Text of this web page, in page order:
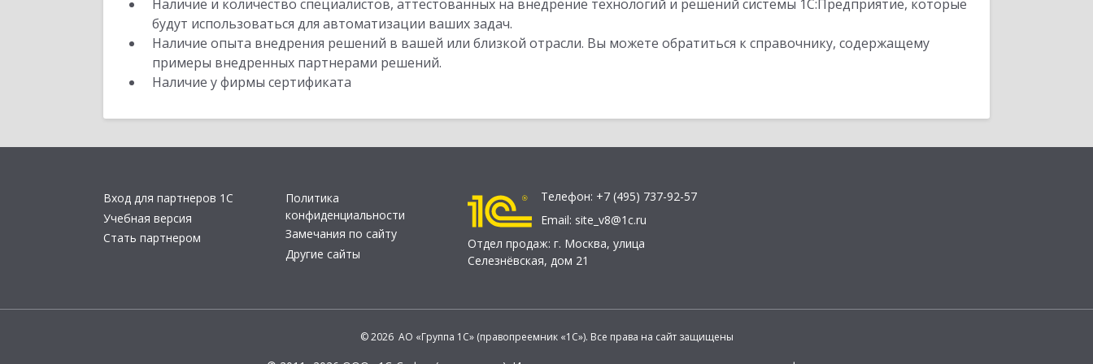
Наличие и количество специалистов, аттестованных на внедрение технологий и решений системы 1С:Предприятие, которые
будут использоваться для автоматизации ваших задач.
Наличие опыта внедрения решений в вашей или близкой отрасли. Вы можете обратиться к справочнику, содержащему
примеры внедренных партнерами решений.
Наличие у фирмы сертификата
Вход для партнеров 1С
Учебная версия
Стать партнером
Политика
конфиденциальности
Замечания по сайту
Другие сайты
Телефон: +7 (495) 737-92-57
Email: site_v8@1c.ru
Отдел продаж: г. Москва, улица
Селезнёвская, дом 21
© 2026 АО «Группа 1С» (правопреемник «1С»). Все права на сайт защищены